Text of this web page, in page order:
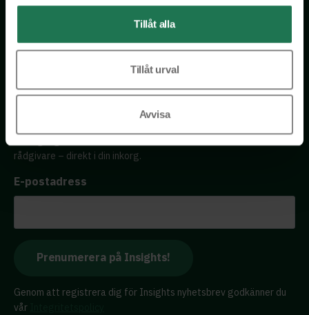
Tillåt alla
Tillåt urval
Avvisa
Östermalmsgatan 26a
114 26 Stockholm
Tel: 076 231 77 14
rådgivare – direkt i din inkorg.
E-postadress
Genom att registrera dig för Insights nyhetsbrev godkänner du
vår